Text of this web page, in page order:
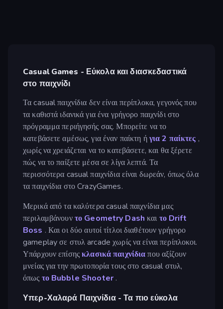
Casual Games - Εύκολα και διασκεδαστικά
στο παιχνίδι
Τα casual παιχνίδια δεν είναι περίπλοκα, γεγονός που
τα καθιστά ιδανικά για ένα γρήγορο παιχνίδι στο
πρόγραμμα περιήγησής σας. Μπορείτε να το
κατεβάσετε αμέσως, για έναν παίκτη ήγια 2 παίκτες ,
χωρίς να χρειάζεται να το κατεβάσετε, και θα ξέρετε
πώς να το παίξετε μέσα σε λίγα λεπτά. Τα
περισσότερα casual παιχνίδια είναι δωρεάν, όπως όλα
τα παιχνίδια στο CrazyGames.
Μερικά από τα καλύτερα casual παιχνίδια μας
περιλαμβάνουντο Geometry Dash και το Drift
Boss . Και οι δύο αυτοί τίτλοι διαθέτουν γρήγορο
gameplay σε στυλ arcade χωρίς να είναι περίπλοκοι.
Υπάρχουν επίσηςκλασικά παιχνίδιαπου αξίζουν
μνείας για την πρωτοπορία τους στο casual στυλ,
όπως το Bubble Shooter.
Υπερ-Χαλαρά Παιχνίδια - Τα πιο εύκολα